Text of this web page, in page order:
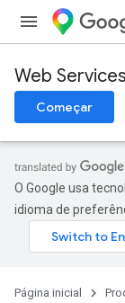
Web Services
Começar
O Google usa
idioma de
Página inicial